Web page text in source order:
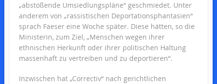
„abstoßende Umsiedlungspläne“ geschmiedet. Unter
anderem von „rassistischen Deportationsphantasien“
sprach Faeser eine Woche später. Diese hätten, so die
Ministerin, zum Ziel, „Menschen wegen ihrer
ethnischen Herkunft oder ihrer politischen Haltung
massenhaft zu vertreiben und zu deportieren“.
Inzwischen hat „Correctiv“ nach gerichtlichen